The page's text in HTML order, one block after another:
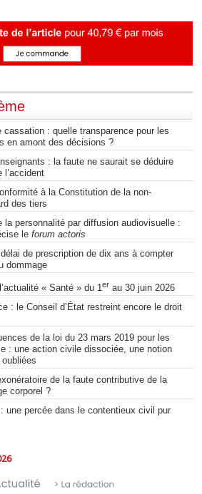
cassation : quelle transparence pour les
en amont des décisions ?
: la faute ne saurait se déduire
l’accident
à la Constitution de la non-
des tiers
la personnalité par diffusion audiovisuelle :
le forum actoris
de prescription de dix ans à compter
dommage
« Santé » du 1er au 30 juin 2026
: le Conseil d’État restreint encore le droit
de la loi du 23 mars 2019 pour les
: une action civile dissociée, une notion
de la faute contributive de la
corporel ?
une percée dans le contentieux civil pur